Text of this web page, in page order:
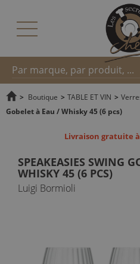
Recherche
> Boutique > TABLE ET VIN >
Gobelet à Eau / Whisky 45 (6 pcs)
Livraison gratuite
SPEAKEASIES SWING
WHISKY 45 (6 PCS)
Luigi Bormioli